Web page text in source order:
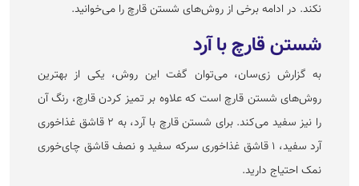
نکند. در ادامه برخی از روش‌های شستن قارچ را می‌خوانید.
شستن قارچ با آرد
به گزارش زی‌سان، می‌توان گفت این روش، یکی از بهترین
روش‌های شستن قارچ است که علاوه بر تمیز کردن قارچ، رنگ آن
را نیز سفید می‌کند. برای شستن قارچ با آرد، به ۲ قاشق غذاخوری
آرد سفید، ۱ قاشق غذاخوری سرکه سفید و نصف قاشق چای‌خوری
نمک احتیاج دارید.